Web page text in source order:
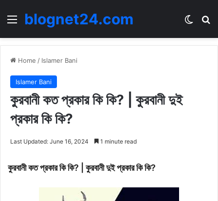
Menublognet24.com
Home / Islamer Bani
Islamer Bani
কুরবানী কত প্রকার কি কি? | কুরবানী দুই
প্রকার কি কি?
Last Updated: June 16, 2024 1 minute read
কুরবানী কত প্রকার কি কি? | কুরবানী দুই প্রকার কি কি?